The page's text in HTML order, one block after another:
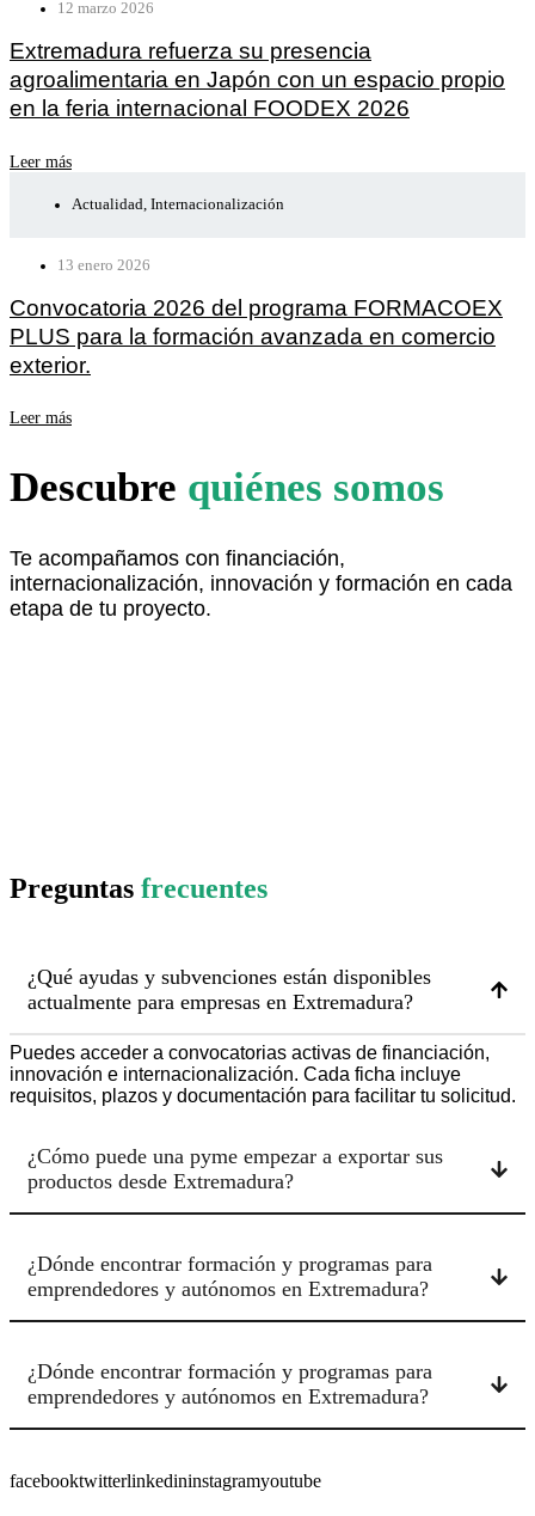
12 marzo 2026
Extremadura refuerza su presencia
agroalimentaria en Japón con un espacio propio
en la feria internacional FOODEX 2026
Leer más
Actualidad Internacionalización
13 enero 2026
Convocatoria 2026 del programa FORMACOEX
PLUS para la formación avanzada en comercio
exterior.
Leer más
Descubre quiénes somos
Te acompañamos con financiación,
internacionalización, innovación y formación en cada
etapa de tu proyecto.
Preguntas frecuentes
¿Qué ayudas y subvenciones están disponibles
actualmente para empresas en Extremadura?
Puedes acceder a convocatorias activas de financiación,
innovación e internacionalización. Cada ficha incluye
requisitos, plazos y documentación para facilitar tu solicitud.
¿Cómo puede una pyme empezar a exportar sus
productos desde Extremadura?
¿Dónde encontrar formación y programas para
emprendedores y autónomos en Extremadura?
¿Dónde encontrar formación y programas para
emprendedores y autónomos en Extremadura?
facebooktwitterlinkedininstagramyoutube